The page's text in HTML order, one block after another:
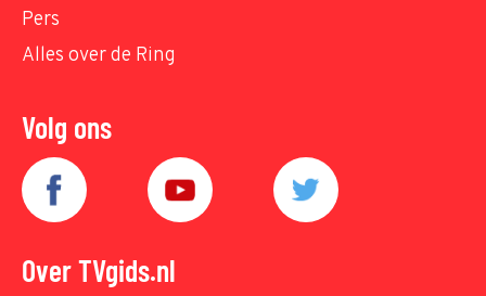
Pers
Alles over de Ring
Volg ons
Over TVgids.nl